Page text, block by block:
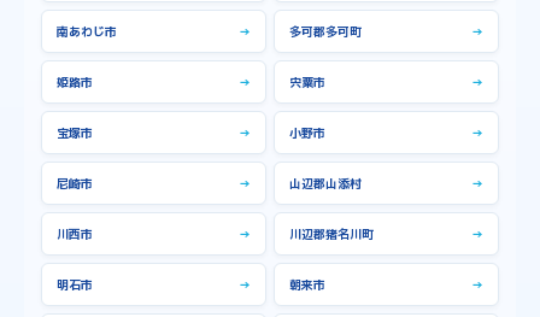
須磨区
南あわじ市 → 多可郡多可町 →
姫路市 → 宍粟市 →
宝塚市 → 小野市 →
尼崎市 → 山辺郡山添村 →
川西市 → 川辺郡猪名川町 →
明石市 → 朝来市 →